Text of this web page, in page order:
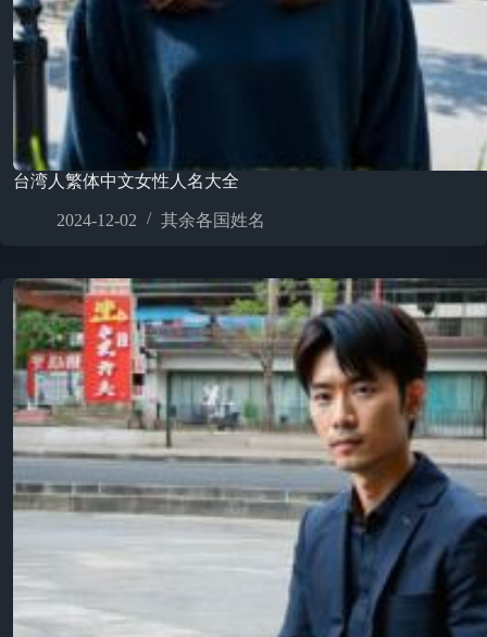
台湾人繁体中文女性人名大全
2024-12-02 其余各国姓名